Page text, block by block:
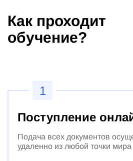
Как проходит
обучение?
1
Поступление
Подача всех документов
удаленно из любой точки мира